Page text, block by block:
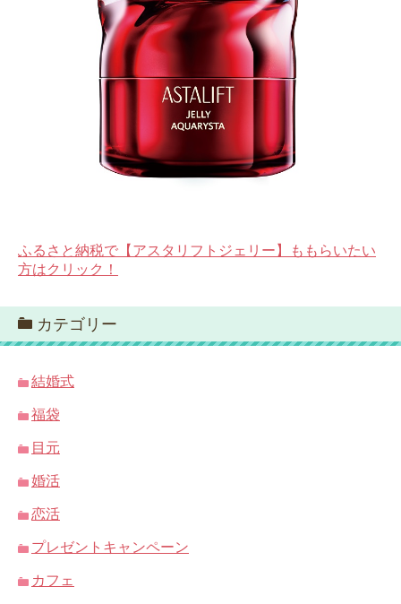
ふるさと納税で【アスタリフトジェリー】ももらいたい
方はクリック！
カテゴリー
結婚式
福袋
目元
婚活
恋活
プレゼントキャンペーン
カフェ